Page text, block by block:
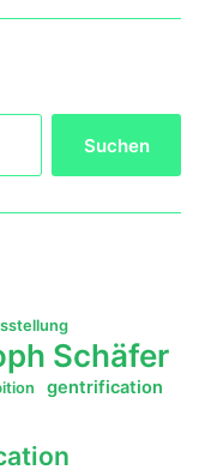
Schäfer
gentrification